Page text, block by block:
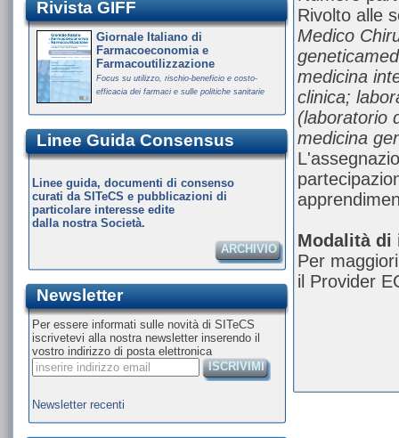
Rivista GIFF
Giornale Italiano di
Farmacoeconomia e
Farmacoutilizzazione
Focus su utilizzo, rischio-beneficio e costo-
efficacia dei farmaci e sulle politiche sanitarie
Linee Guida Consensus
Linee guida, documenti di consenso
curati da SITeCS e pubblicazioni di
particolare interesse edite
dalla nostra Società.
ARCHIVIO
Newsletter
Per essere informati sulle novità di SITeCS
iscrivetevi alla nostra newsletter inserendo il
vostro indirizzo di posta elettronica
ISCRIVIMI
Newsletter recenti
Rivolto alle
Medico
medicina
clinica;
(laboratorio
medicina
Modalità di
Per
il Provider